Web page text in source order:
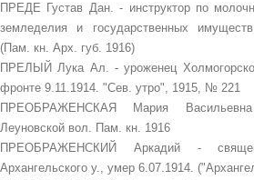
ПРЕДЕ Густав Дан. - инструктор по
земледелия и государственных
(Пам. кн. Арх. губ. 1916)
ПРЕЛЫЙ Лука Ал. - уроженец
фронте 9.11.1914. "Сев. утро", 1915, № 221
ПРЕОБРАЖЕНСКАЯ Мария
Леуновской вол. Пам. кн. 1916
ПРЕОБРАЖЕНСКИЙ Аркадий -
Архангельского у., умер 6.07.1914.